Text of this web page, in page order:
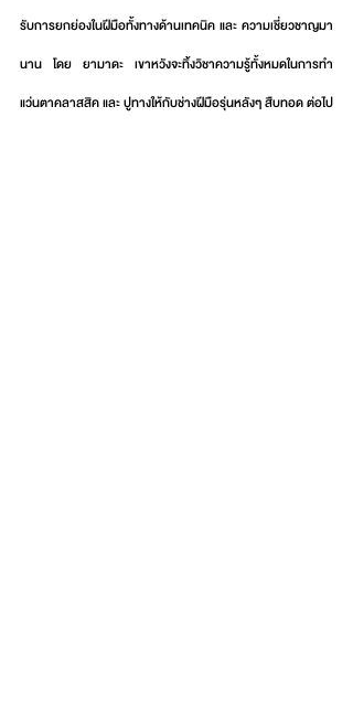
รับการยกย่องในฝีมือทั้งทางด้านเทคนิค และ ความเชี่ยวชาญมา
นาน โดย ยามาดะ เขาหวังจะทิ้งวิชาความรู้ทั้งหมดในการทำ
แว่นตาคลาสสิค และ ปูทางให้กับช่างฝีมือรุ่นหลังๆ สืบทอด ต่อไป